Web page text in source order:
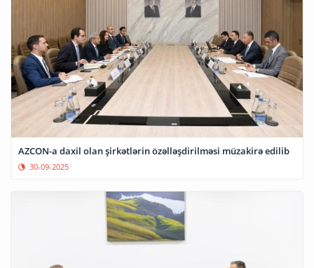
AZCON-a daxil olan şirkətlərin özəlləşdirilməsi müzakirə edilib
30-09-2025